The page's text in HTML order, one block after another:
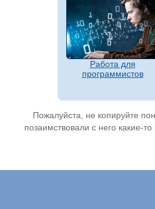
Работа для
программистов
Пожалуйста, не копируйте
позаимствовали с него какие-